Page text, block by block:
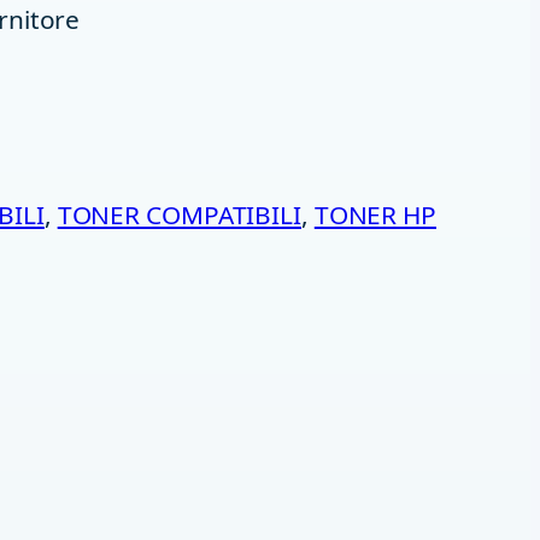
, TONER COMPATIBILI, TONER HP